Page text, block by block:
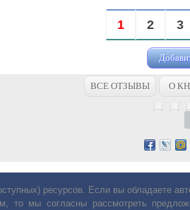
1 2 3
ВСЕ ОТЗЫВЫ О
ресурсов. Если вы обладаете
мы согласны рассмотреть